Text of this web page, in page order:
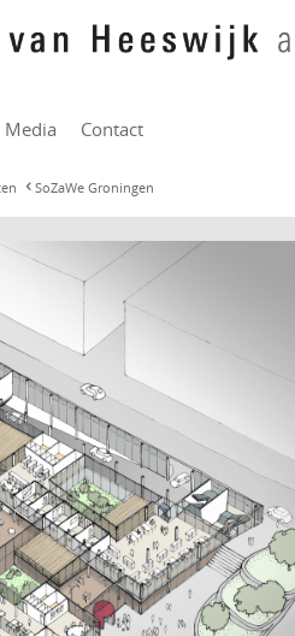
Media Contact
SoZaWe Groningen